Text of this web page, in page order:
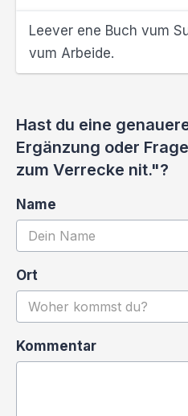
Leever ene Buch vum
vum Arbeide.
Hast du eine
Ergänzung oder
zum Verrecke nit."?
Name
Ort
Kommentar